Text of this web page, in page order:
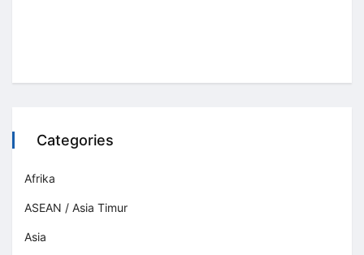
Categories
Afrika
ASEAN / Asia Timur
Asia